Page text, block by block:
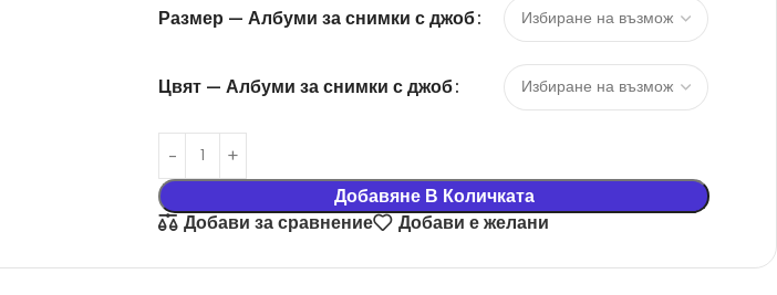
Размер — Албуми за снимки с джоб
Цвят — Албуми за снимки с джоб
Добавяне В Количката
Добави за сравнение
Добави е желани